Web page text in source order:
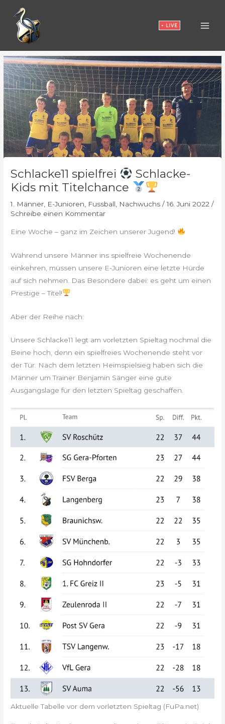
Inhalt
springen
• LIVE
Schlacke11 spielfrei
Schlacke-
Kids mit Titelchance
1. Männer E-Junioren Fussball Nachwuchs /16. Juni 2022/
Schreibe einen Kommentar
Eine Woche – ganz im Zeichen unserer Jugend!
Während unsere Männer ins spielfreie Wochenende
einkehren, müssen unsere E-Junioren eine letzte Hürde
auf sich nehmen. Das Besondere dabei: es geht um einen
Prestige – Titel!
Aber der Reihe nach:
Unsere Schlacke11 legt am vorletzten Spieltag nochmal die
Beine hoch, denn ein spielfreies Wochenende steht vor
der Tür. Nach dem letzten Heimspielsieg haben sich die
Männer um Trainer Benjamin Sänger eine gute
Ausgangslage für den letzten Spieltag geschaffen.
Aktuelle Tabelle vor dem vorletzten Spieltag (FuPa.net)